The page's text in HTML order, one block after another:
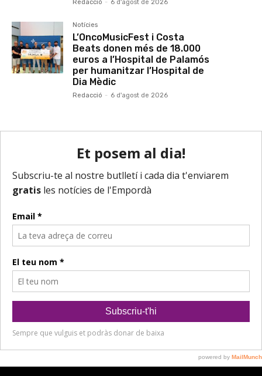
Redacció - 6 d'agost de 2026
Notícies
L’OncoMusicFest i Costa
Beats donen més de 18.000
euros a l’Hospital de Palamós
per humanitzar l’Hospital de
Dia Mèdic
Redacció - 6 d'agost de 2026